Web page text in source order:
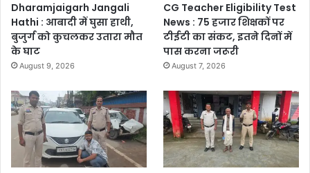
Dharamjaigarh Jangali
Hathi : आबादी में घुसा हाथी,
बुजुर्ग को कुचलकर उतारा मौत
के घाट
August 9, 2026
CG Teacher Eligibility Test
News : 75 हजार शिक्षकों पर
टीईटी का संकट, इतने दिनों में
पास करना जरूरी
August 7, 2026